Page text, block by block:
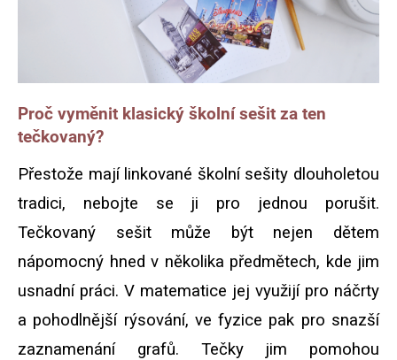
Proč vyměnit klasický školní sešit za ten
tečkovaný?
Přestože mají linkované školní sešity dlouholetou
tradici, nebojte se ji pro jednou porušit.
Tečkovaný sešit může být nejen dětem
nápomocný hned v několika předmětech, kde jim
usnadní práci. V matematice jej využijí pro náčrty
a pohodlnější rýsování, ve fyzice pak pro snazší
zaznamenání grafů. Tečky jim pomohou